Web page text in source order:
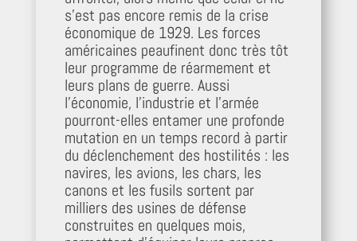
s’est pas encore remis de la crise
économique de 1929. Les forces
américaines peaufinent donc très tôt
leur programme de réarmement et
leurs plans de guerre. Aussi
l’économie, l’industrie et l’armée
pourront-elles entamer une profonde
mutation en un temps record à partir
du déclenchement des hostilités : les
navires, les avions, les chars, les
canons et les fusils sortent par
milliers des usines de défense
construites en quelques mois,